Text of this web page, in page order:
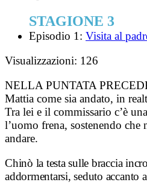
STAGIONE 3
Episodio 1: Visita al
Visualizzazioni: 126
NELLA PUNTATA
Mattia come sia andato, in
Tra lei e il commissario c’è
l’uomo frena, sostenendo che
andare.
​Chinò la testa sulle braccia
addormentarsi, seduto accanto